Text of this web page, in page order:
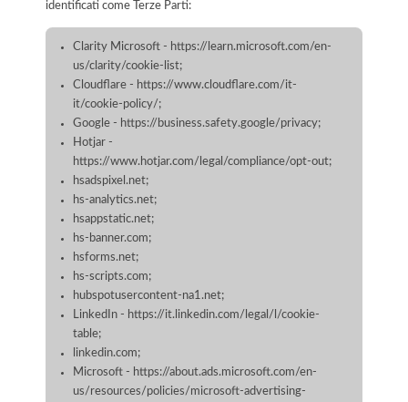
identificati come Terze Parti:
Clarity Microsoft - https://learn.microsoft.com/en-
us/clarity/cookie-list;
Cloudflare - https://www.cloudflare.com/it-
it/cookie-policy/;
Google - https://business.safety.google/privacy;
Hotjar -
https://www.hotjar.com/legal/compliance/opt-out;
hsadspixel.net;
hs-analytics.net;
hsappstatic.net;
hs-banner.com;
hsforms.net;
hs-scripts.com;
hubspotusercontent-na1.net;
LinkedIn - https://it.linkedin.com/legal/l/cookie-
table;
linkedin.com;
Microsoft - https://about.ads.microsoft.com/en-
us/resources/policies/microsoft-advertising-